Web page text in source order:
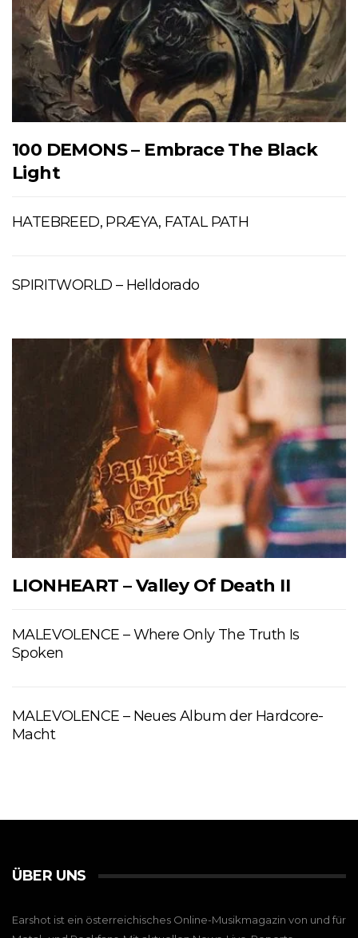
100 DEMONS – Embrace The Black
Light
HATEBREED, PRÆYA, FATAL PATH
SPIRITWORLD – Helldorado
LIONHEART – Valley Of Death II
MALEVOLENCE – Where Only The Truth Is
Spoken
MALEVOLENCE – Neues Album der Hardcore-
Macht
ÜBER UNS
Earshot ist ein österreichisches Online-Musikmagazin von und für